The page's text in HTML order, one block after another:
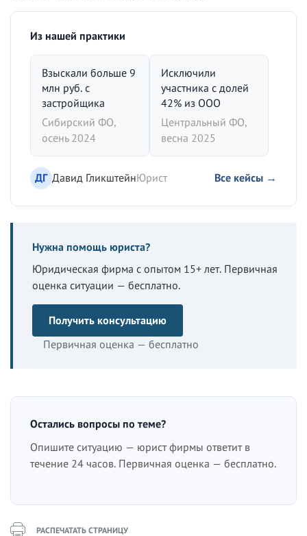
Из нашей практики
Взыскали больше 9
млн руб. с
застройщика
Сибирский ФО,
осень 2024
Исключили
участника с долей
42% из ООО
Центральный ФО,
весна 2025
ДГ Давид ГликштейнЮрист Все кейсы →
Нужна помощь юриста?
Юридическая фирма с опытом 15+ лет. Первичная
оценка ситуации — бесплатно.
Получить консультацию
Первичная оценка — бесплатно
Остались вопросы по теме?
Опишите ситуацию — юрист фирмы ответит в
течение 24 часов. Первичная оценка — бесплатно.
РАСПЕЧАТАТЬ СТРАНИЦУ